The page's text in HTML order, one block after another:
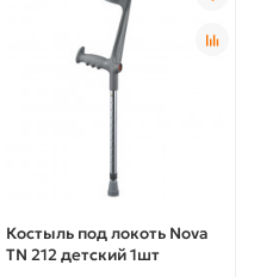
Костыль под локоть Nova
TN 212 детский 1шт